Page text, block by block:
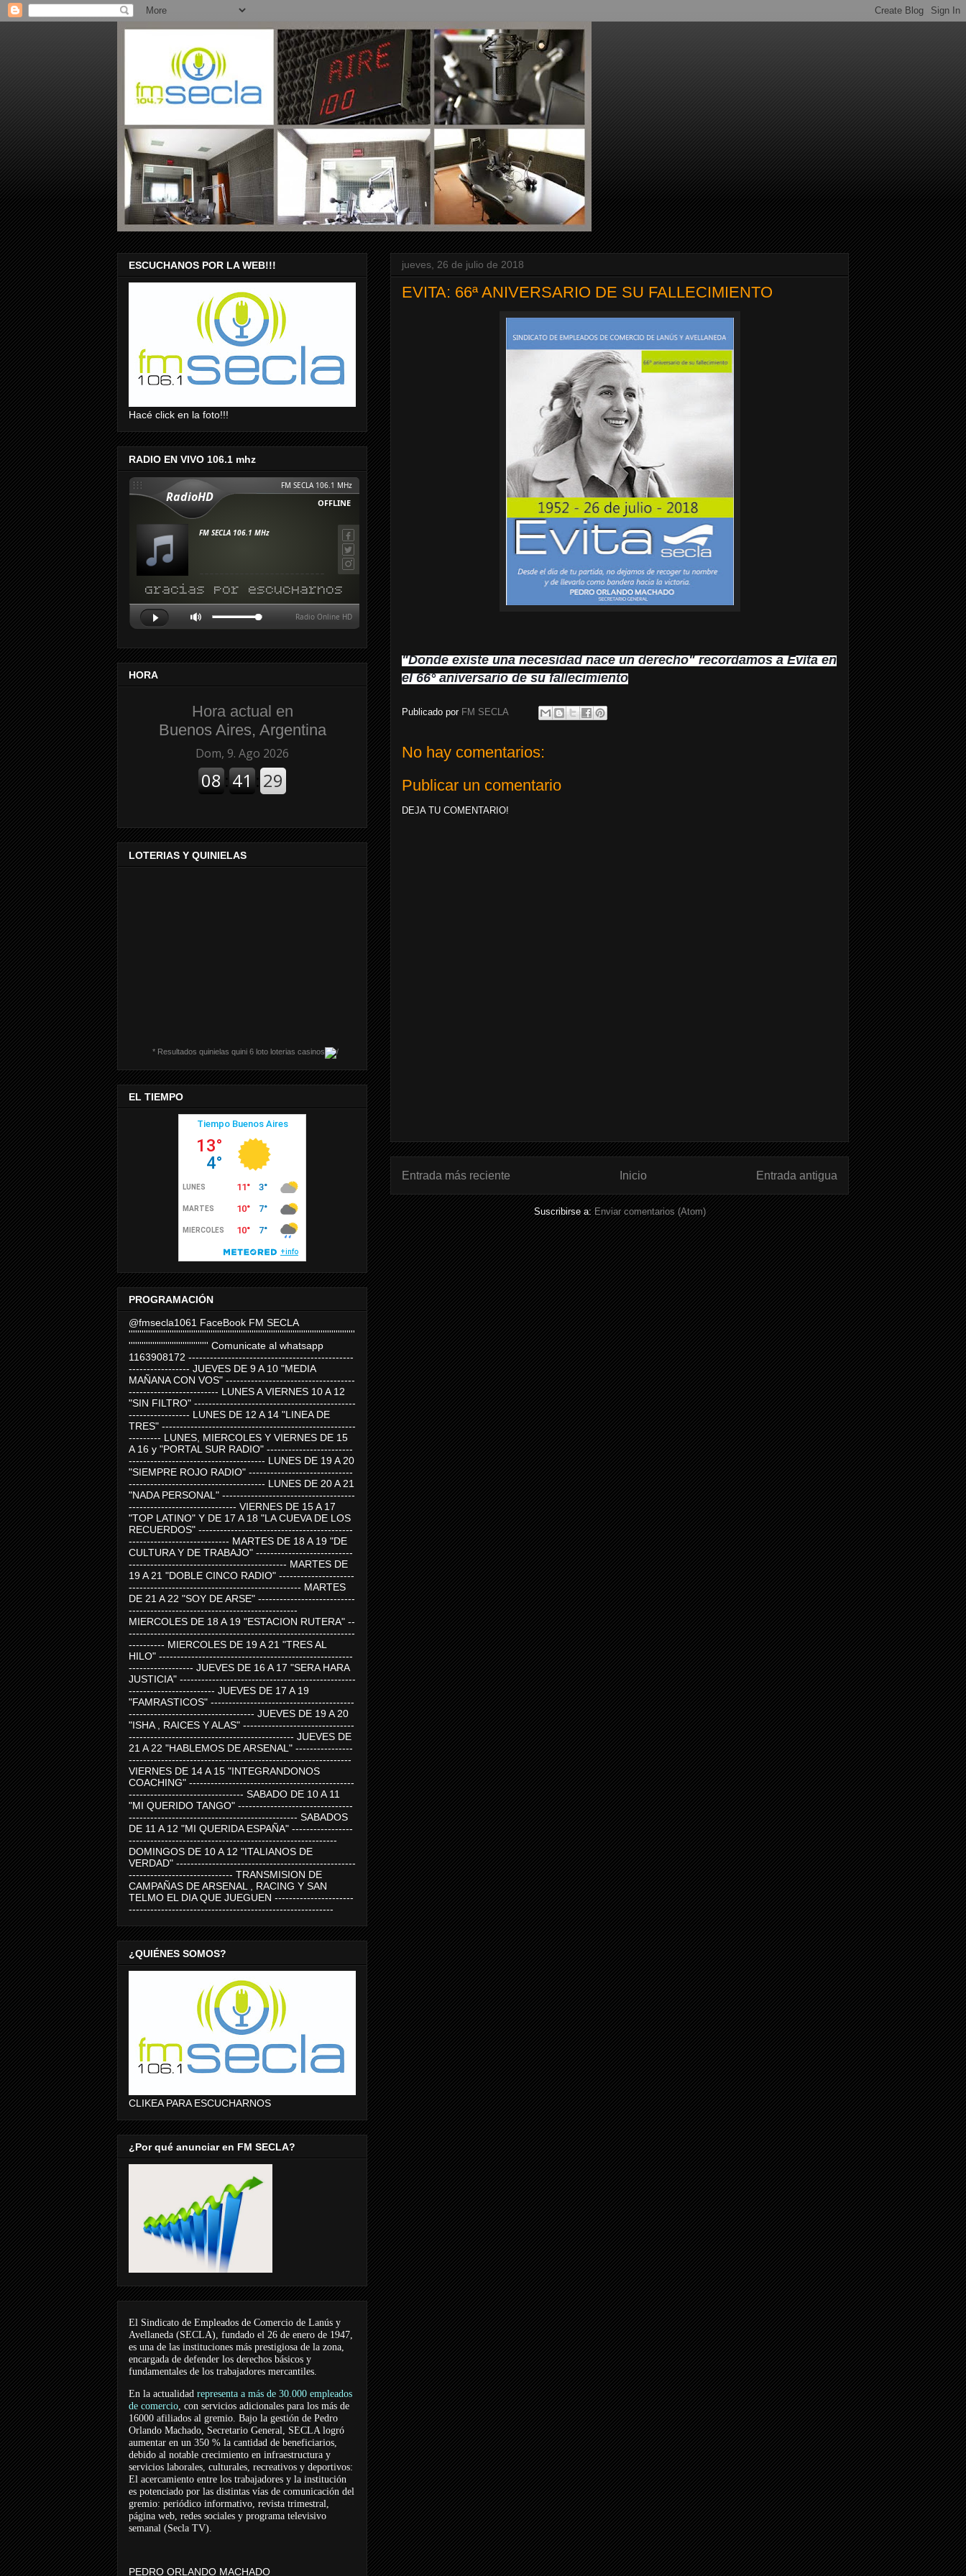
jueves, 26 de julio de 2018
EVITA: 66ª ANIVERSARIO DE SU FALLECIMIENTO
"Donde existe una necesidad nace un derecho" recordamos a Evita en
el 66° aniversario de su fallecimiento
Publicado por FM SECLA
No hay comentarios:
Publicar un comentario
DEJA TU COMENTARIO!
Entrada más reciente Entrada antigua
Inicio
Suscribirse a: Enviar comentarios (Atom)
ESCUCHANOS POR LA WEB!!!
Hacé click en la foto!!!
RADIO EN VIVO 106.1 mhz
HORA
Hora actual en
Buenos Aires, Argentina
LOTERIAS Y QUINIELAS
* Resultados quinielas quini 6 loto loterias casinos
EL TIEMPO
PROGRAMACIÓN
@fmsecla1061 FaceBook FM SECLA
'''''''''''''''''''''''''''''''''''''''''''''''''''''''''''''''''''''''''''''''''''''''''''''''''''''''''
''''''''''''''''''''''''''''''''''''' Comunicate al whatsapp
1163908172 ----------------------------------------------
----------------- JUEVES DE 9 A 10 "MEDIA
MAÑANA CON VOS" ------------------------------------
------------------------- LUNES A VIERNES 10 A 12
"SIN FILTRO" ---------------------------------------------
----------------- LUNES DE 12 A 14 "LINEA DE
TRES" ------------------------------------------------------
--------- LUNES, MIERCOLES Y VIERNES DE 15
A 16 y "PORTAL SUR RADIO" ------------------------
-------------------------------------- LUNES DE 19 A 20
"SIEMPRE ROJO RADIO" -----------------------------
-------------------------------------- LUNES DE 20 A 21
"NADA PERSONAL" -------------------------------------
------------------------------ VIERNES DE 15 A 17
"TOP LATINO" Y DE 17 A 18 "LA CUEVA DE LOS
RECUERDOS" -------------------------------------------
---------------------------- MARTES DE 18 A 19 "DE
CULTURA Y DE TRABAJO" ---------------------------
-------------------------------------------- MARTES DE
19 A 21 "DOBLE CINCO RADIO" ---------------------
------------------------------------------------ MARTES
DE 21 A 22 "SOY DE ARSE" ---------------------------
-----------------------------------------------
MIERCOLES DE 18 A 19 "ESTACION RUTERA" --
---------------------------------------------------------------
---------- MIERCOLES DE 19 A 21 "TRES AL
HILO" ------------------------------------------------------
------------------ JUEVES DE 16 A 17 "SERA HARA
JUSTICIA" -------------------------------------------------
------------------------ JUEVES DE 17 A 19
"FAMRASTICOS" ----------------------------------------
----------------------------------- JUEVES DE 19 A 20
"ISHA , RAICES Y ALAS" -------------------------------
---------------------------------------------- JUEVES DE
21 A 22 "HABLEMOS DE ARSENAL" ----------------
--------------------------------------------------------------
VIERNES DE 14 A 15 "INTEGRANDONOS
COACHING" ----------------------------------------------
-------------------------------- SABADO DE 10 A 11
"MI QUERIDO TANGO" --------------------------------
----------------------------------------------- SABADOS
DE 11 A 12 "MI QUERIDA ESPAÑA" -----------------
----------------------------------------------------------
DOMINGOS DE 10 A 12 "ITALIANOS DE
VERDAD" --------------------------------------------------
----------------------------- TRANSMISION DE
CAMPAÑAS DE ARSENAL , RACING Y SAN
TELMO EL DIA QUE JUEGUEN ----------------------
---------------------------------------------------------
¿QUIÉNES SOMOS?
CLIKEA PARA ESCUCHARNOS
¿Por qué anunciar en FM SECLA?
El Sindicato de Empleados de Comercio de Lanús y
Avellaneda (SECLA), fundado el 26 de enero de 1947,
es una de las instituciones más prestigiosa de la zona,
encargada de defender los derechos básicos y
fundamentales de los trabajadores mercantiles.
En la actualidad representa a más de 30.000 empleados
de comercio, con servicios adicionales para los más de
16000 afiliados al gremio. Bajo la gestión de Pedro
Orlando Machado, Secretario General, SECLA logró
aumentar en un 350 % la cantidad de beneficiarios,
debido al notable crecimiento en infraestructura y
servicios laborales, culturales, recreativos y deportivos:
El acercamiento entre los trabajadores y la institución
es potenciado por las distintas vías de comunicación del
gremio: periódico informativo, revista trimestral,
página web, redes sociales y programa televisivo
semanal (Secla TV).
PEDRO ORLANDO MACHADO